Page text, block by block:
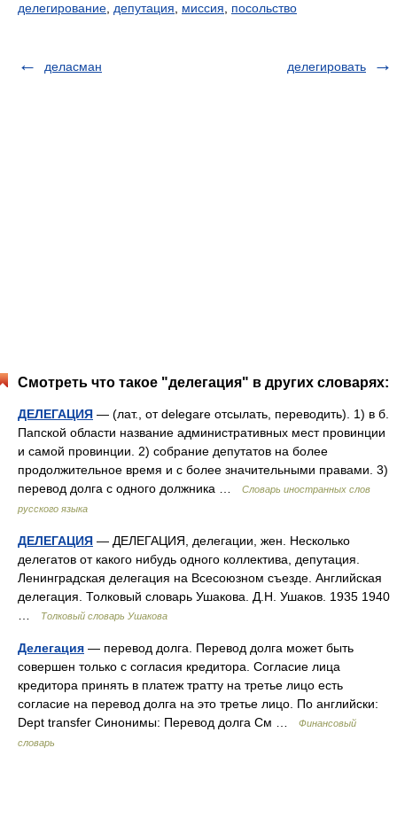
делегирование депутация миссия посольство
деласман делегировать
Смотреть что такое "делегация" в других словарях:
ДЕЛЕГАЦИЯ — (лат., от delegare отсылать, переводить). 1) в б.
Папской области название административных мест провинции
и самой провинции. 2) собрание депутатов на более
продолжительное время и с более значительными правами. 3)
перевод долга с одного должника …
Словарь иностранных слов
русского языка
ДЕЛЕГАЦИЯ — ДЕЛЕГАЦИЯ, делегации, жен. Несколько
делегатов от какого нибудь одного коллектива, депутация.
Ленинградская делегация на Всесоюзном съезде. Английская
делегация. Толковый словарь Ушакова. Д.Н. Ушаков. 1935 1940
Толковый словарь Ушакова
Делегация — перевод долга. Перевод долга может быть
совершен только с согласия кредитора. Согласие лица
кредитора принять в платеж тратту на третье лицо есть
согласие на перевод долга на это третье лицо. По английски:
Dept transfer Синонимы: Перевод долга См …
Финансовый
словарь